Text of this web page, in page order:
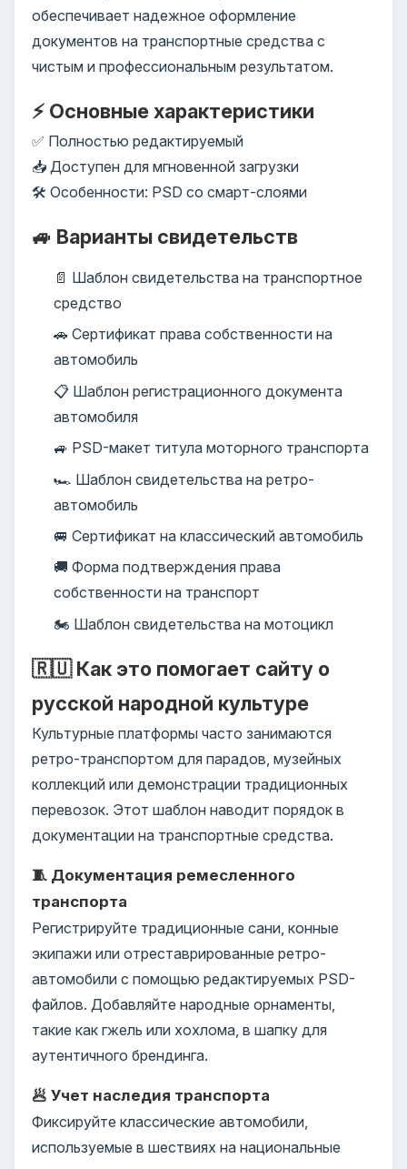
обеспечивает надежное оформление
документов на транспортные средства с
чистым и профессиональным результатом.
⚡ Основные характеристики
✅ Полностью редактируемый
📥 Доступен для мгновенной загрузки
🛠️ Особенности: PSD со смарт-слоями
🚙 Варианты свидетельств
📄 Шаблон свидетельства на транспортное
средство
🚗 Сертификат права собственности на
автомобиль
📋 Шаблон регистрационного документа
автомобиля
🚙 PSD-макет титула моторного транспорта
🏎️ Шаблон свидетельства на ретро-
автомобиль
🚐 Сертификат на классический автомобиль
🚚 Форма подтверждения права
собственности на транспорт
🏍️ Шаблон свидетельства на мотоцикл
🇷🇺 Как это помогает сайту о
русской народной культуре
Культурные платформы часто занимаются
ретро-транспортом для парадов, музейных
коллекций или демонстрации традиционных
перевозок. Этот шаблон наводит порядок в
документации на транспортные средства.
🧵 Документация ремесленного
транспорта
Регистрируйте традиционные сани, конные
экипажи или отреставрированные ретро-
автомобили с помощью редактируемых PSD-
файлов. Добавляйте народные орнаменты,
такие как гжель или хохлома, в шапку для
аутентичного брендинга.
🥟 Учет наследия транспорта
Фиксируйте классические автомобили,
используемые в шествиях на национальные